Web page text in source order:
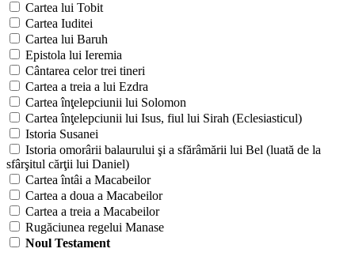
Cartea lui Tobit
Cartea Iuditei
Cartea lui Baruh
Epistola lui Ieremia
Cântarea celor trei tineri
Cartea a treia a lui Ezdra
Cartea înţelepciunii lui Solomon
Cartea înţelepciunii lui Isus, fiul lui Sirah (Eclesiasticul)
Istoria Susanei
Istoria omorârii balaurului şi a sfărâmării lui Bel (luată de la
sfârşitul cărţii lui Daniel)
Cartea întâi a Macabeilor
Cartea a doua a Macabeilor
Cartea a treia a Macabeilor
Rugăciunea regelui Manase
Noul Testament